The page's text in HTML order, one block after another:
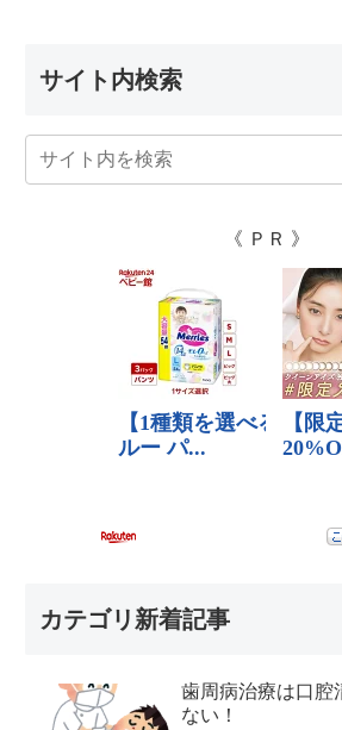
サイト内検索
《 ＰＲ 》
カテゴリ新着記事
歯周病治療は口腔
ない！